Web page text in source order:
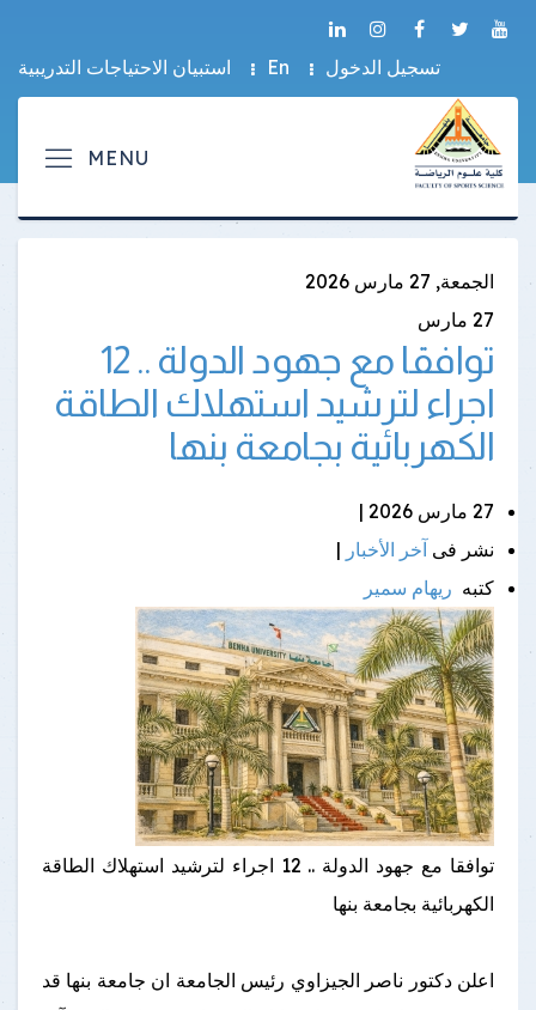
تسجيل الدخول En استبيان الاحتياجات التدريبية
الجمعة, 27 مارس 2026
27 مارس
توافقا مع جهود الدولة .. 12
اجراء لترشيد استهلاك الطاقة
الكهربائية بجامعة بنها
27 مارس 2026 |
نشر فى آخر الأخبار |
كتبه ريهام سمير
توافقا مع جهود الدولة .. 12 اجراء لترشيد استهلاك الطاقة
الكهربائية بجامعة بنها
اعلن دكتور ناصر الجيزاوي رئيس الجامعة ان جامعة بنها قد